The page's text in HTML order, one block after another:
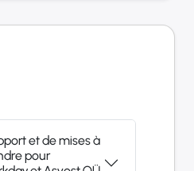
et de mises à
pour